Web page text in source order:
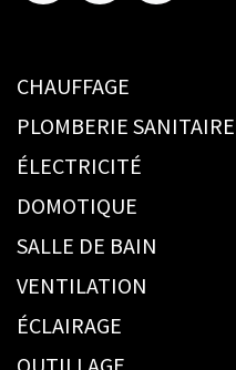
CHAUFFAGE
PLOMBERIE SANITAIRE
ÉLECTRICITÉ
DOMOTIQUE
SALLE DE BAIN
VENTILATION
ÉCLAIRAGE